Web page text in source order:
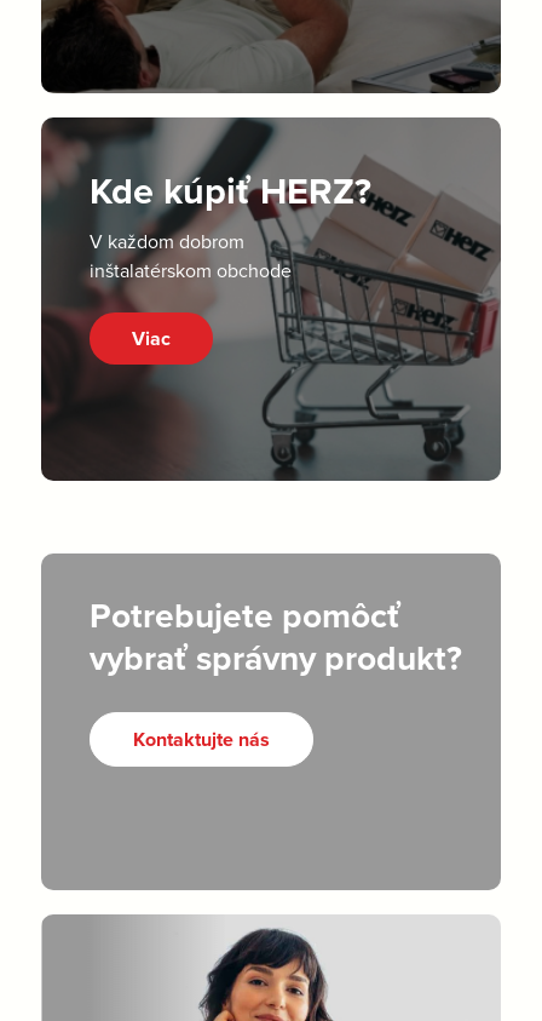
Kde kúpiť HERZ?
V každom dobrom
inštalatérskom obchode
Viac
Potrebujete pomôcť
vybrať správny produkt?
Kontaktujte nás